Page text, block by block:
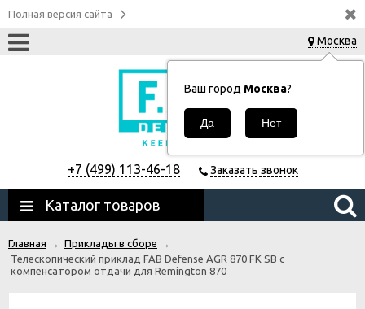
Полная версия сайта
Москва
Ваш город Москва?
+7 (499) 113-46-18 Заказать звонок
Каталог товаров
Главная → Приклады в сборе →
Телескопический приклад FAB Defense AGR 870 FK SB с
компенсатором отдачи для Remington 870